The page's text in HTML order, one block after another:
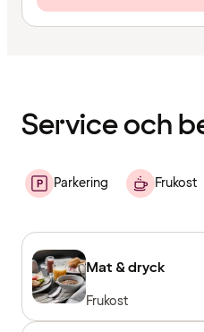
Service och
Parkering Frukost
Mat & dryck
Frukost